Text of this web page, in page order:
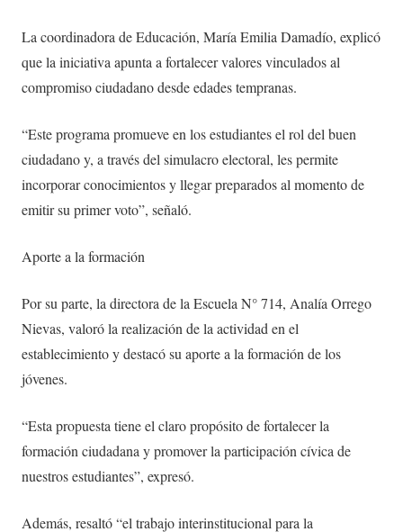
La coordinadora de Educación, María Emilia Damadío, explicó
que la iniciativa apunta a fortalecer valores vinculados al
compromiso ciudadano desde edades tempranas.
“Este programa promueve en los estudiantes el rol del buen
ciudadano y, a través del simulacro electoral, les permite
incorporar conocimientos y llegar preparados al momento de
emitir su primer voto”, señaló.
Aporte a la formación
Por su parte, la directora de la Escuela N° 714, Analía Orrego
Nievas, valoró la realización de la actividad en el
establecimiento y destacó su aporte a la formación de los
jóvenes.
“Esta propuesta tiene el claro propósito de fortalecer la
formación ciudadana y promover la participación cívica de
nuestros estudiantes”, expresó.
Además, resaltó “el trabajo interinstitucional para la